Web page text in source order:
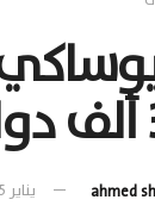
ahmed يناير 5, 2025